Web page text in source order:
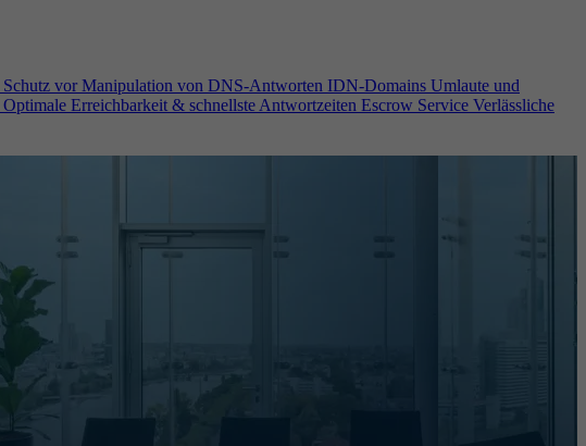
Schutz vor Manipulation von DNS-Antworten IDN-Domains Umlaute und
Optimale Erreichbarkeit & schnellste Antwortzeiten Escrow Service Verlässliche